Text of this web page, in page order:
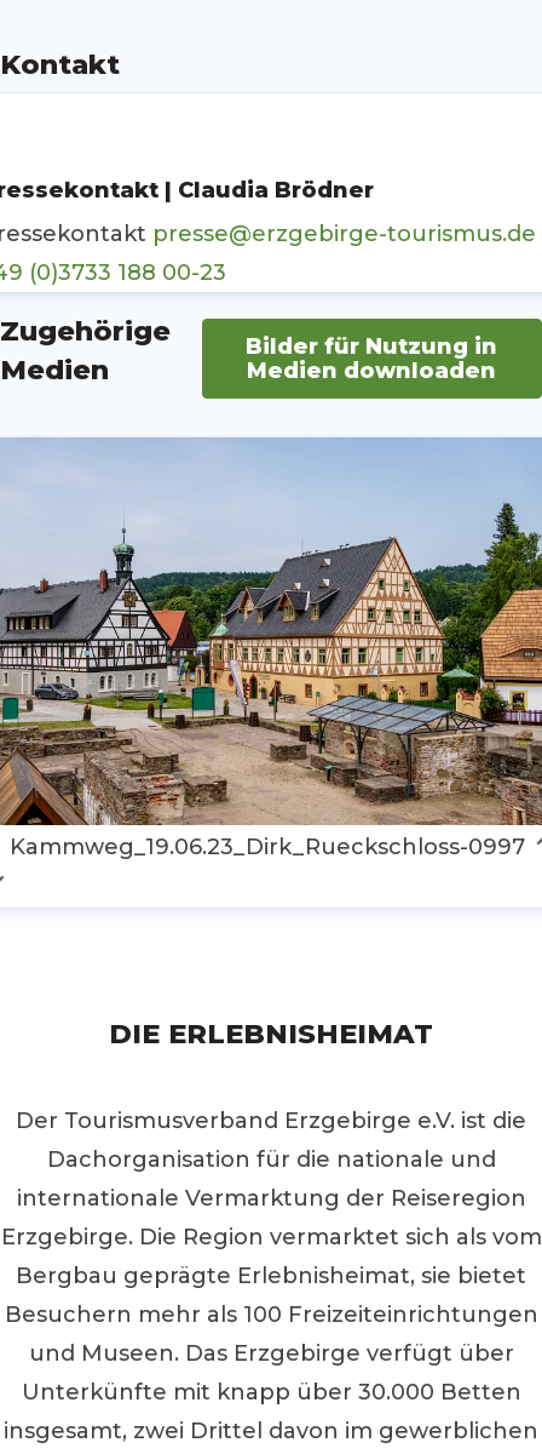
Kontakt
| Claudia Brödner
presse@erzgebirge-tourismus.de
(0)3733 188 00-23
Zugehörige
Medien
Bilder für Nutzung in
Medien downloaden
Kammweg_19.06.23_Dirk_Rueckschloss-0997
DIE ERLEBNISHEIMAT
Der Tourismusverband Erzgebirge e.V. ist die
Dachorganisation für die nationale und
internationale Vermarktung der Reiseregion
Erzgebirge. Die Region vermarktet sich als vom
Bergbau geprägte Erlebnisheimat, sie bietet
Besuchern mehr als 100 Freizeiteinrichtungen
und Museen. Das Erzgebirge verfügt über
Unterkünfte mit knapp über 30.000 Betten
insgesamt, zwei Drittel davon im gewerblichen